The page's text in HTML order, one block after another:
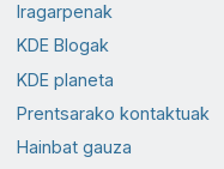
Iragarpenak
KDE Blogak
KDE planeta
Prentsarako kontaktuak
Hainbat gauza